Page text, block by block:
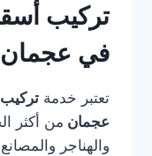
تركيب
في عجمان
تعتبر خدمة
عجمان من أكثر
والهناجر